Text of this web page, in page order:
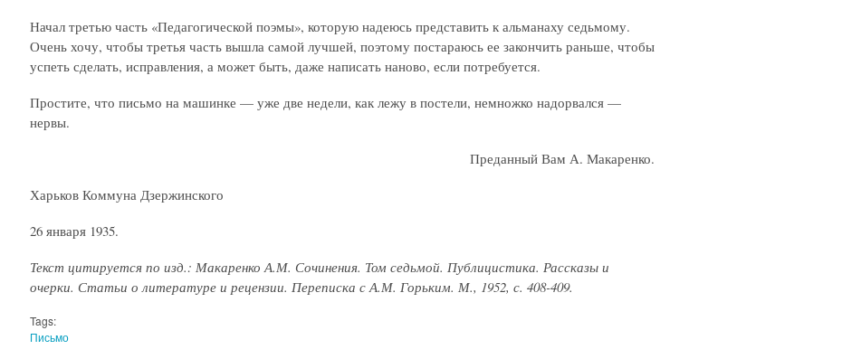
Начал третью часть «Педагогической поэмы», которую надеюсь представить к альманаху седьмому.
Очень хочу, чтобы третья часть вышла самой лучшей, поэтому постараюсь ее закончить раньше, чтобы
успеть сделать, исправления, а может быть, даже написать наново, если потребуется.
Простите, что письмо на машинке — уже две недели, как лежу в постели, немножко надорвался —
нервы.
Преданный Вам А. Макаренко.
Харьков Коммуна Дзержинского
26 января 1935.
Текст цитируется по изд.: Макаренко А.М. Сочинения. Том седьмой. Публицистика. Рассказы и
очерки. Статьи о литературе и рецензии. Переписка с А.М. Горьким. М., 1952, с. 408-409.
Tags:
Письмо